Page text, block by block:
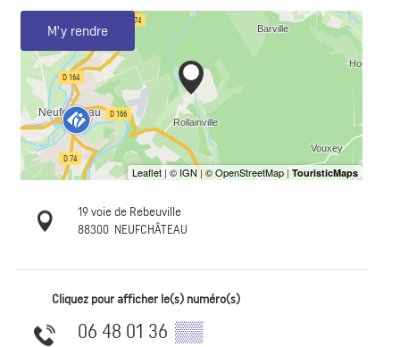
M'y rendre
19 voie de Rebeuville
88300 NEUFCHÂTEAU
Cliquez pour afficher le(s) numéro(s)
06 48 01 36 ▒▒